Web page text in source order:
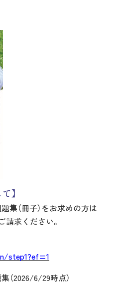
】
集（冊子）をお求めの方は
請求ください。
step1?ef=1
（2026/6/29時点）